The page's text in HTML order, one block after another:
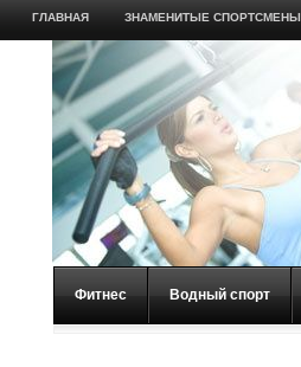
ГЛАВНАЯ ЗНАМЕНИТЫЕ СПОРТСМЕНЫ
Фитнес Водный спорт